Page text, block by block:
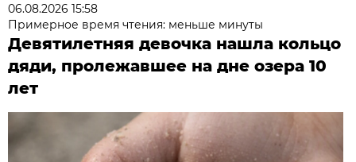
06.08.2026 15:58
Примерное время чтения: меньше минуты
Девятилетняя девочка нашла кольцо
дяди, пролежавшее на дне озера 10
лет